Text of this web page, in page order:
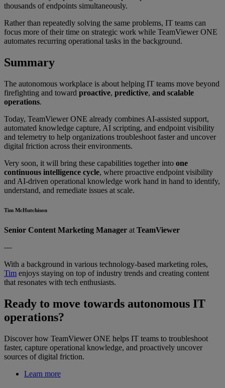
thousands of endpoints simultaneously.
Rather than repeatedly solving the same problems, IT teams can
focus more of their time on strategic work while TeamViewer ONE
automates recurring operational tasks in the background.
Summary
The autonomous workplace is about helping IT teams move beyond
firefighting and toward proactive, predictive, and scalable
operations.
Today, TeamViewer ONE already combines AI-assisted support,
automated knowledge capture, AI scripting, and endpoint visibility
and telemetry to help organizations troubleshoot faster and uncover
digital friction across their environments.
Very soon, it will bring these capabilities together into one
continuous intelligence cycle, where proactive endpoint visibility
and AI-driven operational knowledge work hand in hand to identify,
understand, and remediate issues at scale.
Tim McHutchison
Senior Content Marketing Manager atTeamViewer
—
With a background in various technology-based marketing roles,
Tim enjoys staying on top of industry trends and creating content
that resonates with tech enthusiasts.
Ready to move towards autonomous IT
operations?
Discover how TeamViewer ONE helps IT teams to troubleshoot
faster, capture operational knowledge, and proactively uncover
sources of digital friction.
Learn more